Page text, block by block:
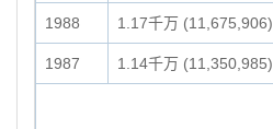
1988 1.17千万 (11,675,906)
1987 1.14千万 (11,350,985)